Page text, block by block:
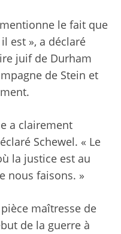
le fait que
est », a déclaré
juif de Durham
de Stein et
a clairement
Schewel. « Le
la justice est au
nous faisons. »
pièce maîtresse de
de la guerre à